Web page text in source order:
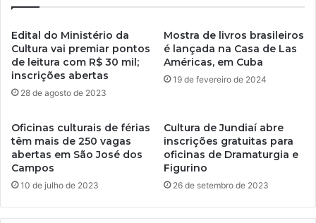
Edital do Ministério da
Cultura vai premiar pontos
de leitura com R$ 30 mil;
inscrições abertas
28 de agosto de 2023
Mostra de livros brasileiros
é lançada na Casa de Las
Américas, em Cuba
19 de fevereiro de 2024
Oficinas culturais de férias
têm mais de 250 vagas
abertas em São José dos
Campos
10 de julho de 2023
Cultura de Jundiaí abre
inscrições gratuitas para
oficinas de Dramaturgia e
Figurino
26 de setembro de 2023